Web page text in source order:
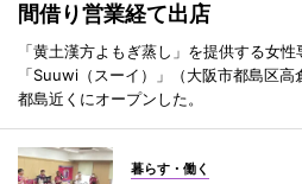
間借り営業経て出店
「黄土漢方よもぎ蒸し」を提供する女
「Suuwi（スーイ）」（大阪市都島区
都島近くにオープンした。
暮らす・働く